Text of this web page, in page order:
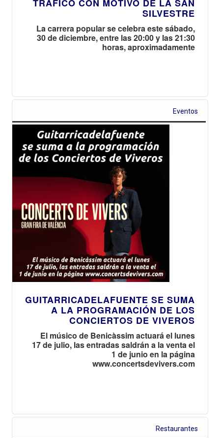
TRÁFICO CON MOTIVO DE LA SAN
SILVESTRE
La carrera popular se celebra este sábado,
30 de diciembre, entre las 20:00 y las 21:30
horas, aproximadamente
Eventos
GUITARRICADELAFUENTE SE SUMA
A LA PROGRAMACIÓN DE LOS
CONCIERTOS DE VIVEROS
El músico de Benicàssim actuará el lunes
17 de julio, las entradas saldrán a la venta el
1 de junio en la página
www.concertsdevivers.com
Restaurantes